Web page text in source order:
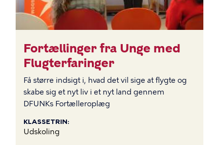
Fortællinger fra Unge med
Flugterfaringer
Få større indsigt i, hvad det vil sige at flygte og
skabe sig et nyt liv i et nyt land gennem
DFUNKs Fortælleroplæg
KLASSETRIN
Udskoling